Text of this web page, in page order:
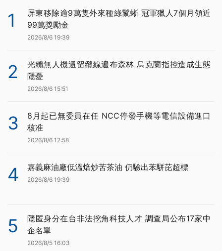
1
屏東移除逾9萬隻外來種綠鬣蜥 冠軍獵人7個月領近
99萬獎勵金
2026/8/6 19:39
2
光纖無人機遺留纜線遍布森林 烏克蘭指控造成生態
隱憂
2026/8/6 15:51
3
8月起已無委員在任 NCC停發手機等電信設備進口
核准
2026/8/6 12:58
4 嘉義麻油廠低溫焙炒苦茶油 仍驗出苯駢芘超標
2026/8/6 19:39
5
隱匿身分在台非法挖角科技人才 調查局公布17家中
企名單
2026/8/5 16:03